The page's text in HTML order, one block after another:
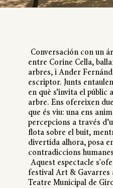
Conversación con un
entre Corine Cella,
arbres, i Ander
escriptor. Junts
en què s’invita el públic
arbre. Ens ofereixen
que és viu: una ens
percepcions a través
flota sobre el buit,
divertida alhora, posa
contradiccions
Aquest espectacle
festival Art & Gavarres
Teatre Municipal de